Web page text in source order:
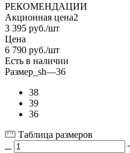
РЕКОМЕНДАЦИИ
Акционная цена2
3 395 руб./шт
Цена
6 790 руб./шт
Есть в наличии
Размер_sh—36
38
39
36
Таблица размеров